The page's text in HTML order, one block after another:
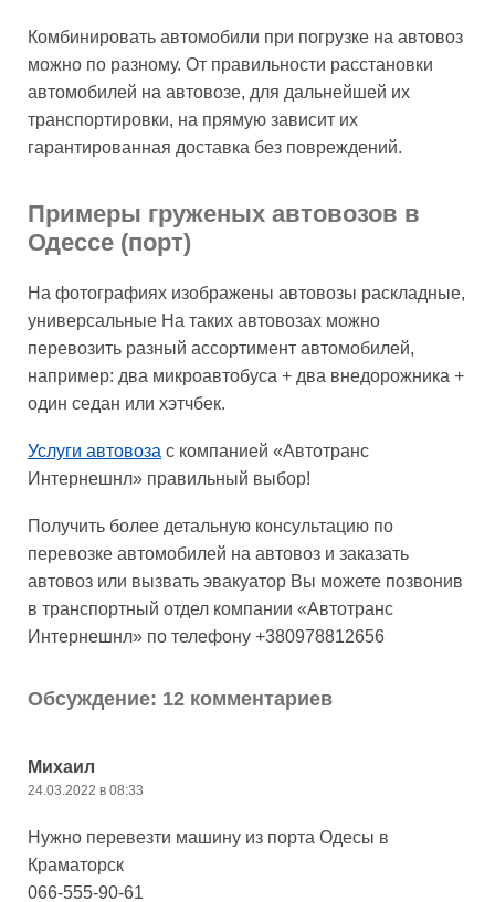
Комбинировать автомобили при погрузке на автовоз
можно по разному. От правильности расстановки
автомобилей на автовозе, для дальнейшей их
транспортировки, на прямую зависит их
гарантированная доставка без повреждений.
Примеры груженых автовозов в
Одессе (порт)
На фотографиях изображены автовозы раскладные,
универсальные На таких автовозах можно
перевозить разный ассортимент автомобилей,
например: два микроавтобуса + два внедорожника +
один седан или хэтчбек.
Услуги автовоза с компанией «Автотранс
Интернешнл» правильный выбор!
Получить более детальную консультацию по
перевозке автомобилей на автовоз и заказать
автовоз или вызвать эвакуатор Вы можете позвонив
в транспортный отдел компании «Автотранс
Интернешнл» по телефону +380978812656
Обсуждение: 12 комментариев
Михаил
24.03.2022 в 08:33
Нужно перевезти машину из порта Одесы в
Краматорск
066-555-90-61